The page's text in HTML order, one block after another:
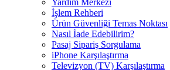
İşlem Rehberi
Ürün Güvenliği Temas Noktası
Nasıl İade Edebilirim?
Pasaj Sipariş Sorgulama
iPhone Karşılaştırma
Televizyon (TV) Karşılaştırma